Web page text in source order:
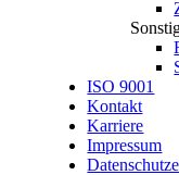
ISO 9001
Kontakt
Karriere
Impressum